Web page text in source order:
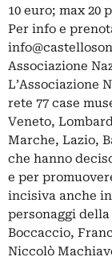
10 euro; max 20
Per info e
Associazione
L’Associazione
rete 77 case
Veneto,
Marche, Lazio,
che hanno
e per
incisiva anche
personaggi
Boccaccio,
Niccolò